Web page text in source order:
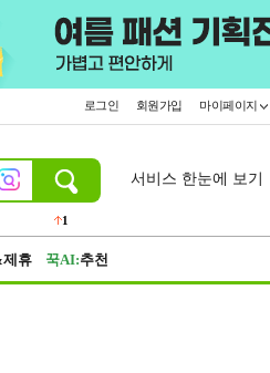
로그인 회원가입 마이페이지
1
서비스 한눈에 보기
휴 꾹AI:추천